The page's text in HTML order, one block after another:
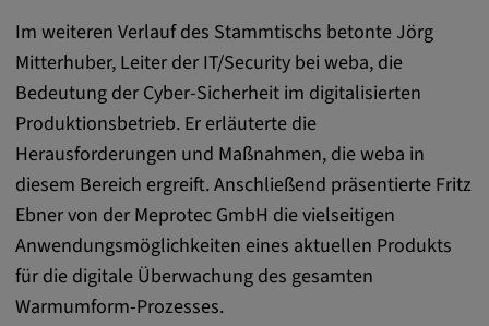
Im weiteren Verlauf des Stammtischs betonte Jörg
Mitterhuber, Leiter der IT/Security bei weba, die
Bedeutung der Cyber-Sicherheit im digitalisierten
Produktionsbetrieb. Er erläuterte die
Herausforderungen und Maßnahmen, die weba in
diesem Bereich ergreift. Anschließend präsentierte Fritz
Ebner von der Meprotec GmbH die vielseitigen
Anwendungsmöglichkeiten eines aktuellen Produkts
für die digitale Überwachung des gesamten
Warmumform-Prozesses.
Benutzerinteraktionen, der Verfolgung des
Verhaltens auf verschiedenen Websites
und/oder der Bereitstellung personalisierter
Werbung.
Alle externe Medien
Externe Medien
Zweck: